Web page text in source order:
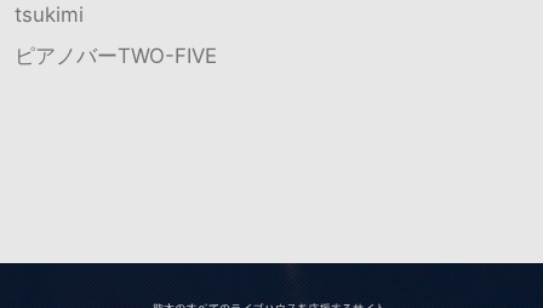
tsukimi
ピアノバーTWO-FIVE